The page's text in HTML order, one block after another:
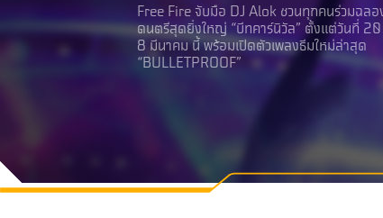
Free Fire จับมือ DJ Alok ชวนทุกคนร่วมฉล
ดนตรีสุดยิ่งใหญ่ “บีทคาร์นิวัล” ตั้งแต่วันที่
8 มีนาคม นี้ พร้อมเปิดตัวเพลงธีมใหม่ล่าสุด
“BULLETPROOF”